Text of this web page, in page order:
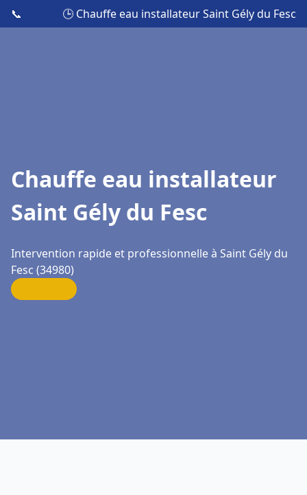
📞 🕒 Chauffe eau installateur Saint Gély du Fesc
Chauffe eau installateur
Saint Gély du Fesc
Intervention rapide et professionnelle à Saint Gély du
Fesc (34980)